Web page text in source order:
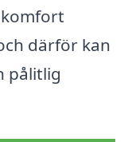
därför kan
pålitlig